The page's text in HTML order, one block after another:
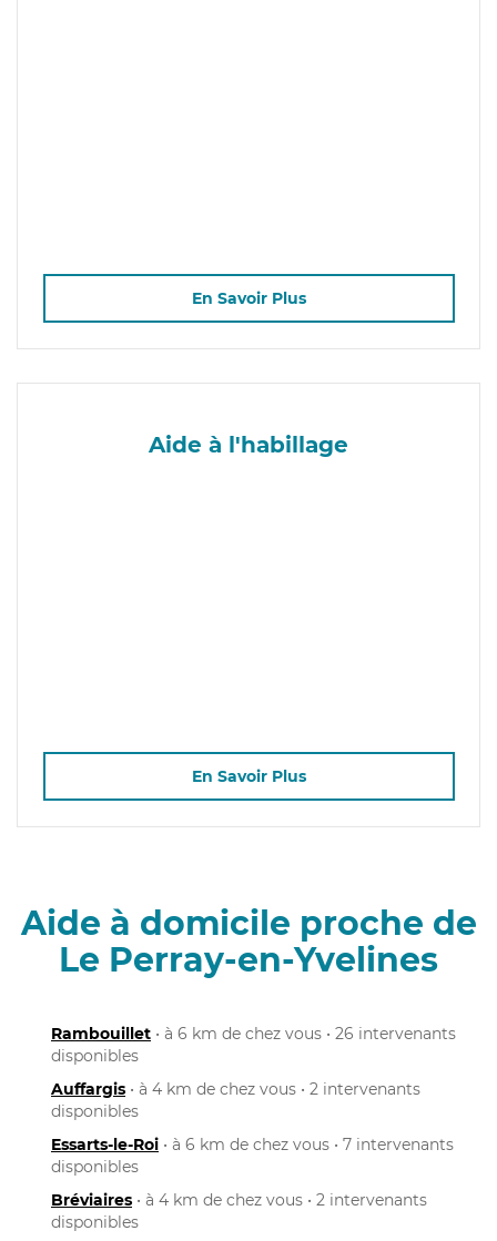
En Savoir Plus
Aide à l'habillage
En Savoir Plus
Aide à domicile proche de
Le Perray-en-Yvelines
Rambouillet • à 6 km de chez vous • 26 intervenants
disponibles
Auffargis • à 4 km de chez vous • 2 intervenants
disponibles
Essarts-le-Roi • à 6 km de chez vous • 7 intervenants
disponibles
Bréviaires • à 4 km de chez vous • 2 intervenants
disponibles